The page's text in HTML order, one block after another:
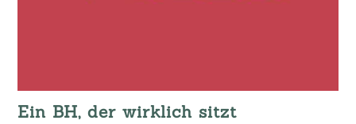
Ein BH, der wirklich sitzt